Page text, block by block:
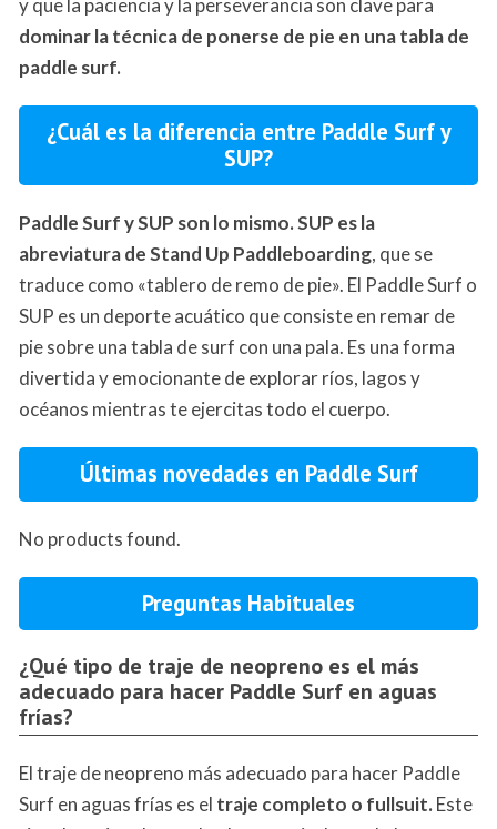
dominar la técnica de ponerse de pie en una tabla de
paddle surf.
¿Cuál es la diferencia entre Paddle Surf y
SUP?
Paddle Surf y SUP son lo mismo. SUP es la
abreviatura de Stand Up Paddleboarding, que se
traduce como «tablero de remo de pie». El Paddle Surf o
SUP es un deporte acuático que consiste en remar de
pie sobre una tabla de surf con una pala. Es una forma
divertida y emocionante de explorar ríos, lagos y
océanos mientras te ejercitas todo el cuerpo.
Últimas novedades en Paddle Surf
No products found.
Preguntas Habituales
¿Qué tipo de traje de neopreno es el más
adecuado para hacer Paddle Surf en aguas
frías?
El traje de neopreno más adecuado para hacer Paddle
Surf en aguas frías es el traje completo o fullsuit.Este